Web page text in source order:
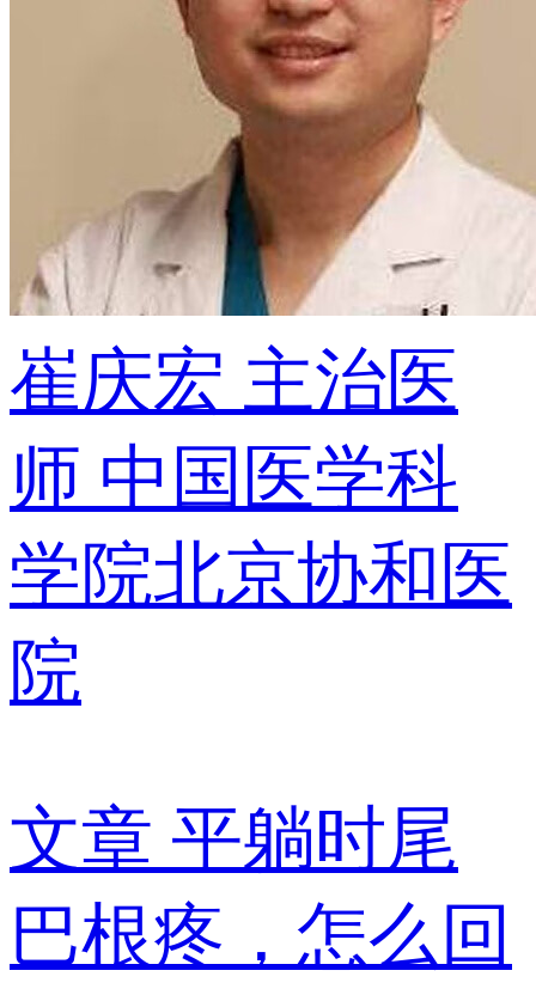
崔庆宏 主治医
师 中国医学科
学院北京协和医
院
文章 平躺时尾
巴根疼，怎么回